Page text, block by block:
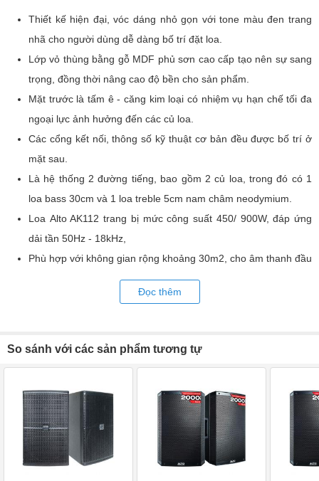
Thiết kế hiện đại, vóc dáng nhỏ gọn với tone màu đen trang
nhã cho người dùng dễ dàng bố trí đặt loa.
Lớp vỏ thùng bằng gỗ MDF phủ sơn cao cấp tạo nên sự sang
trọng, đồng thời nâng cao độ bền cho sản phẩm.
Mặt trước là tấm ê - căng kim loại có nhiệm vụ hạn chế tối đa
ngoại lực ảnh hưởng đến các củ loa.
Các cổng kết nối, thông số kỹ thuật cơ bản đều được bố trí ở
mặt sau.
Là hệ thống 2 đường tiếng, bao gồm 2 củ loa, trong đó có 1
loa bass 30cm và 1 loa treble 5cm nam châm neodymium.
Loa Alto AK112 trang bị mức công suất 450/ 900W, đáp ứng
dải tần 50Hz - 18kHz,
Phù hợp với không gian rộng khoảng 30m2, cho âm thanh đầu
ra mạnh mẽ, phân bố rộng, hỗ trợ giọng hát cực tốt.
Luôn hoạt động ổn định ở cường độ cao trong thời gian dài
nên người dùng khá dễ dàng để lựa chọn để phối ghép đáp
Đọc thêm
So sánh với các sản phẩm tương tự